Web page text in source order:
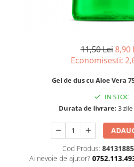
Vopsea pentru articole textile si
Articole complementare
Articole Menaj & Accesorii pentru
Bureti pentru vase si bucatarie
neutralizatori miros
frigider/congelator
alimentare si hartie de copt
11,50 Lei 8,90
Economisesti:
Gel de dus cu Aloe Vera
IN STOC
Durata de livrare: 3
Cod Produs:
Ai nevoie de ajutor?